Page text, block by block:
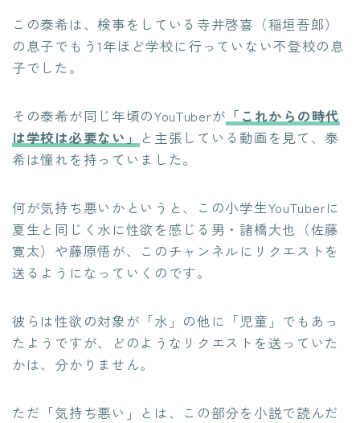
この泰希は、検事をしている寺井啓喜（稲垣吾郎）
の息子でもう1年ほど学校に行っていない不登校の息
子でした。
その泰希が同じ年頃のYouTuberが 「これからの時代
は学校は必要ない」
と主張している動画を見て、泰
希は憧れを持っていました。
何が気持ち悪いかというと、この小学生YouTuberに
夏生と同じく水に性欲を感じる男・諸橋大也（佐藤
寛太）や藤原悟が、このチャンネルにリクエストを
送るようになっていくのです。
彼らは性欲の対象が「水」の他に「児童」でもあっ
たようですが、どのようなリクエストを送っていた
かは、分かりません。
ただ「気持ち悪い」とは、この部分を小説で読んだ